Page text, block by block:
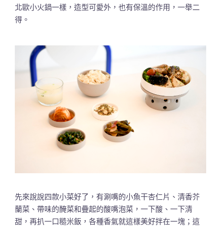
北歐小火鍋一樣，造型可愛外，也有保溫的作用，一舉二
得。
先來說說四款小菜好了，有涮嘴的小魚干杏仁片、清香芥
蘭菜、帶味的醃菜和疊起的酸嘴泡菜，一下酸、一下清
甜，再扒一口糙米飯，各種香氣就這樣美好拌在一塊；這